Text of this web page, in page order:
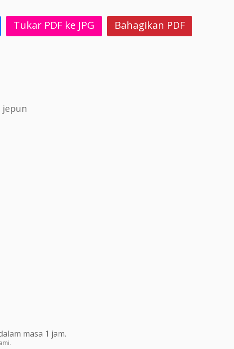
Tukar PDF ke JPG
Bahagikan PDF
jepun
masa 1 jam.